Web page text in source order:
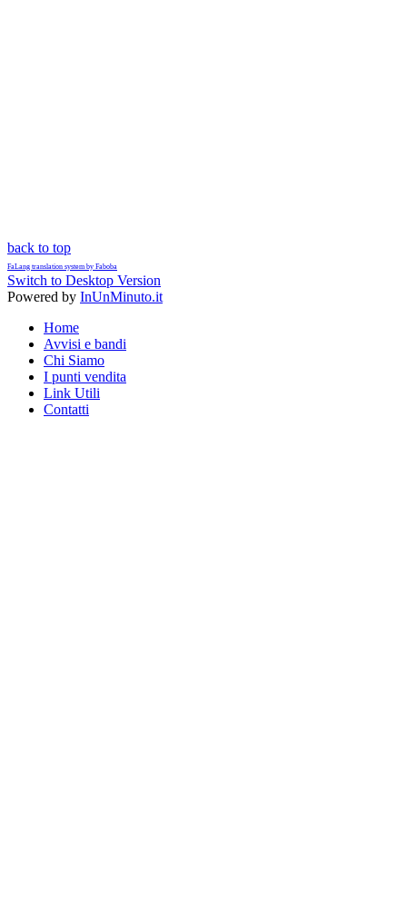
back to top
FaLang translation system by Faboba
Switch to Desktop Version
Powered by InUnMinuto.it
Home
Avvisi e bandi
Chi Siamo
I punti vendita
Link Utili
Contatti